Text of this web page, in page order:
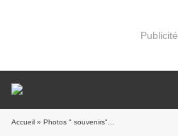
Publicité
Accueil » Photos " souvenirs"...